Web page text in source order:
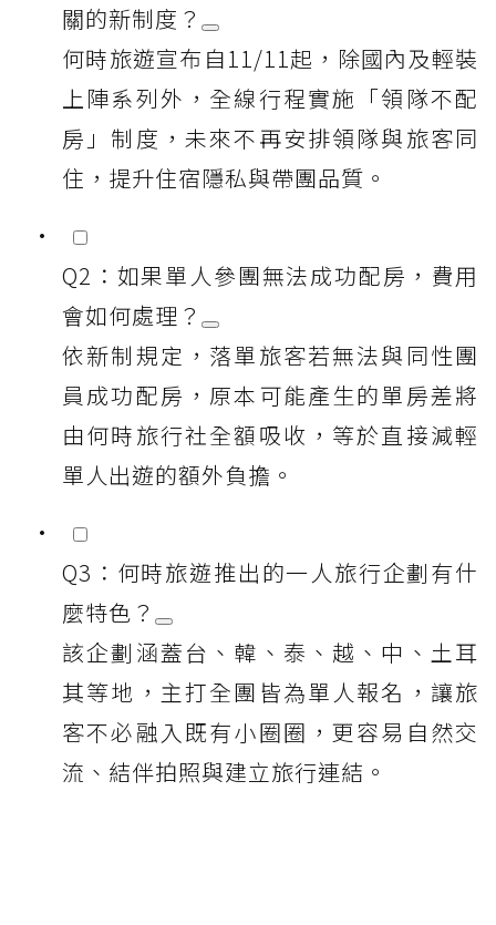
關的新制度？
何時旅遊宣布自11/11起，除國內及輕裝
上陣系列外，全線行程實施「領隊不配
房」制度，未來不再安排領隊與旅客同
住，提升住宿隱私與帶團品質。
Q2：如果單人參團無法成功配房，費用
會如何處理？
依新制規定，落單旅客若無法與同性團
員成功配房，原本可能產生的單房差將
由何時旅行社全額吸收，等於直接減輕
單人出遊的額外負擔。
Q3：何時旅遊推出的一人旅行企劃有什
麼特色？
該企劃涵蓋台、韓、泰、越、中、土耳
其等地，主打全團皆為單人報名，讓旅
客不必融入既有小圈圈，更容易自然交
流、結伴拍照與建立旅行連結。